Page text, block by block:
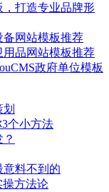
打造专业品牌形
网站模板推荐
品网站模板推荐
政府单位模板
个小方法
料不到的
操方法论